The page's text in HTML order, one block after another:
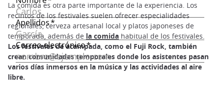
La comida es otra parte importante de la experiencia. Los
recintos de los festivales suelen ofrecer especialidades
regionales, cerveza artesanal local y platos japoneses de
temporada, además de la comida habitual de los festivales.
Los festivales de acampada, como el Fuji Rock, también
crean comunidades temporales donde los asistentes pasan
varios días inmersos en la música y las actividades al aire
libre.